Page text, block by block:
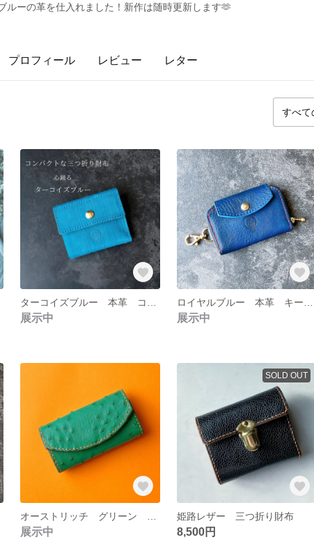
ルーの革を仕入れました！新作は随時更新します🫶
プロフィール レビュー レター
展示中 展示中
展示中
SOLD OUT
姫路レザー 三つ折り財布
8,500円